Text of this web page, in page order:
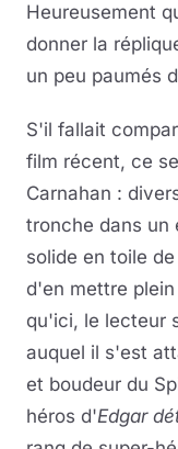
Heureusement
donner la
un peu paumés
S'il fallait
film récent, ce
Carnahan :
tronche dans un
solide en toile
d'en mettre
qu'ici, le lecteur
auquel il s'est
et boudeur du
héros d'Edgar